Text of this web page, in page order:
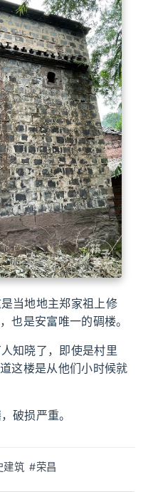
当地地主郑家祖上修
也是安富唯一的碉楼。
知晓了，即使是村里
这楼是从他们小时候就
破损严重。
建筑 #荣昌